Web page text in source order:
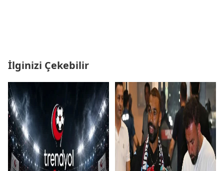
İlginizi Çekebilir